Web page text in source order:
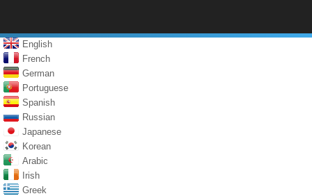
English
French
German
Portuguese
Spanish
Russian
Japanese
Korean
Arabic
Irish
Greek